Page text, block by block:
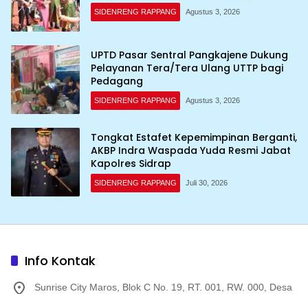
SIDENRENG RAPPANG Agustus 3, 2026
UPTD Pasar Sentral Pangkajene Dukung
Pelayanan Tera/Tera Ulang UTTP bagi
Pedagang
SIDENRENG RAPPANG Agustus 3, 2026
Tongkat Estafet Kepemimpinan Berganti,
AKBP Indra Waspada Yuda Resmi Jabat
Kapolres Sidrap
SIDENRENG RAPPANG Juli 30, 2026
Info Kontak
Sunrise City Maros, Blok C No. 19, RT. 001, RW. 000, Desa